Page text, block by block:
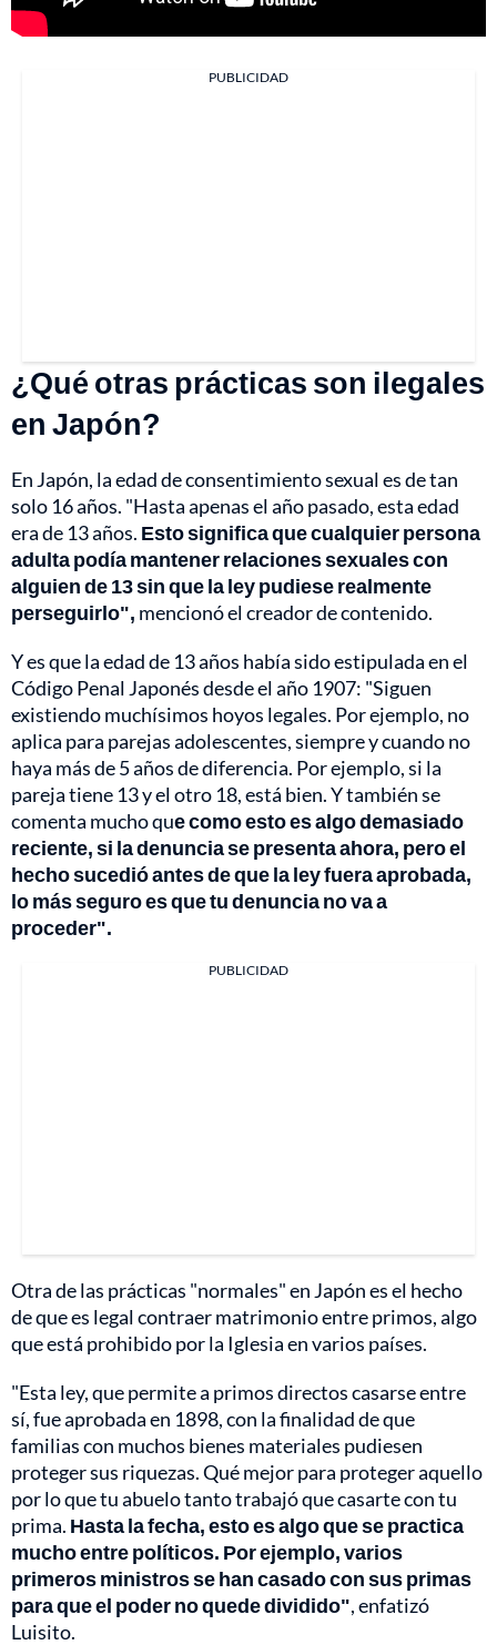
PUBLICIDAD
¿Qué otras prácticas son ilegales
en Japón?
En Japón, la edad de consentimiento sexual es de tan
solo 16 años. "Hasta apenas el año pasado, esta edad
era de 13 años. Esto significa que cualquier persona
adulta podía mantener relaciones sexuales con
alguien de 13 sin que la ley pudiese realmente
perseguirlo", mencionó el creador de contenido.
Y es que la edad de 13 años había sido estipulada en el
Código Penal Japonés desde el año 1907: "Siguen
existiendo muchísimos hoyos legales. Por ejemplo, no
aplica para parejas adolescentes, siempre y cuando no
haya más de 5 años de diferencia. Por ejemplo, si la
pareja tiene 13 y el otro 18, está bien. Y también se
comenta mucho que como esto es algo demasiado
reciente, si la denuncia se presenta ahora, pero el
hecho sucedió antes de que la ley fuera aprobada,
lo más seguro es que tu denuncia no va a
proceder".
PUBLICIDAD
Otra de las prácticas "normales" en Japón es el hecho
de que es legal contraer matrimonio entre primos, algo
que está prohibido por la Iglesia en varios países.
"Esta ley, que permite a primos directos casarse entre
sí, fue aprobada en 1898, con la finalidad de que
familias con muchos bienes materiales pudiesen
proteger sus riquezas. Qué mejor para proteger aquello
por lo que tu abuelo tanto trabajó que casarte con tu
prima. Hasta la fecha, esto es algo que se practica
mucho entre políticos. Por ejemplo, varios
primeros ministros se han casado con sus primas
para que el poder no quede dividido", enfatizó
Luisito.